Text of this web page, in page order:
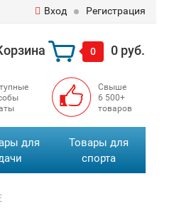
Вход Регистрация
0 0 руб.
Свыше
6 500+
товаров
для
Товары для
спорта